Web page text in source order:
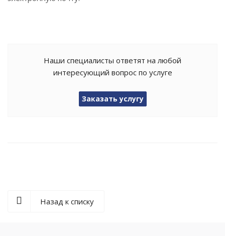
Наши специалисты ответят на любой
интересующий вопрос по услуге
Заказать услугу
Назад к списку